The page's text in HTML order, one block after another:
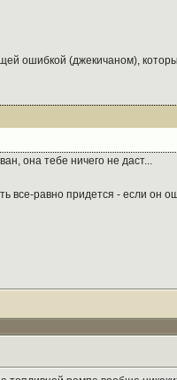
ошибкой (джекичаном),
она тебе ничего не даст...
все-равно придется - если он